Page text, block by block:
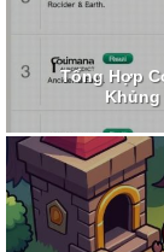
Tổng Hợp